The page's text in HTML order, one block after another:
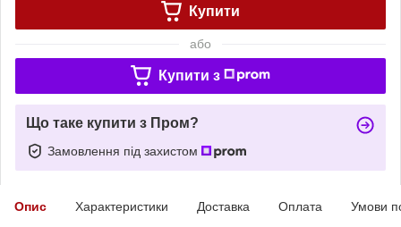
Купити
або
Купити з
Що таке купити з Пром?
Замовлення під захистом
Опис Характеристики Доставка Оплата Умови